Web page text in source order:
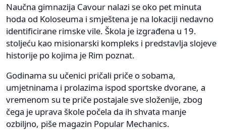
Naučna gimnazija Cavour nalazi se oko pet minuta
hoda od Koloseuma i smještena je na lokaciji nedavno
identificirane rimske vile. Škola je izgrađena u 19.
stoljeću kao misionarski kompleks i predstavlja slojeve
historije po kojima je Rim poznat.
Godinama su učenici pričali priče o sobama,
umjetninama i prolazima ispod sportske dvorane, a
vremenom su te priče postajale sve složenije, zbog
čega je uprava škole počela da ih shvata manje
ozbiljno, piše magazin Popular Mechanics.